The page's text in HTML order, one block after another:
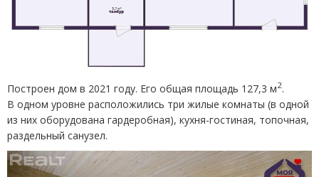
Построен дом в 2021 году. Его общая площадь 127,3 м2.
В одном уровне расположились три жилые комнаты (в одной
из них оборудована гардеробная), кухня-гостиная, топочная,
раздельный санузел.